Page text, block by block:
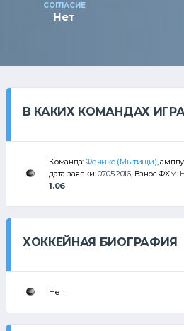
СОГЛАСИЕ
Нет
В КАКИХ КОМАНДАХ
Команда:Феникс (Мытищи),
дата заявки:07.05.2016, Взнос ФХМ:
1.06
ХОККЕЙНАЯ БИОГРАФИЯ
Нет